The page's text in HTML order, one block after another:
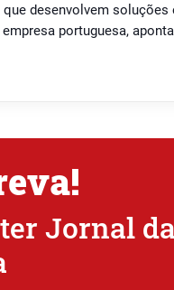
que desenvolvem
portuguesa,
Jornal da